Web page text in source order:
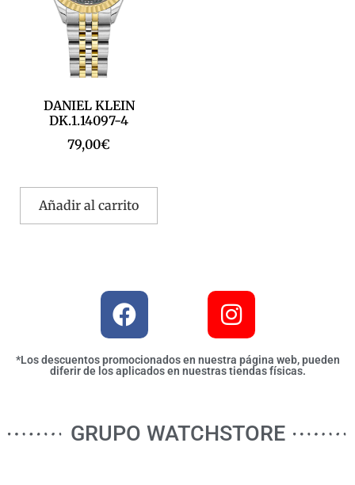
DANIEL KLEIN
DK.1.14097-4
79,00€
Añadir al carrito
*Los descuentos promocionados en nuestra página web, pueden
diferir de los aplicados en nuestras tiendas físicas.
GRUPO WATCHSTORE